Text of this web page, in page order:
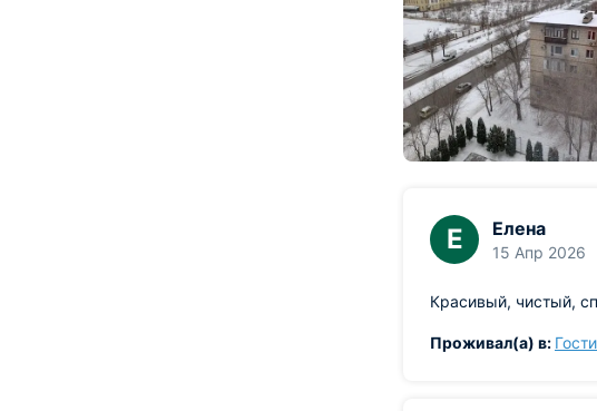
Е Елена
15 Апр 2026
Красивый, чистый,
Проживал(а) в: